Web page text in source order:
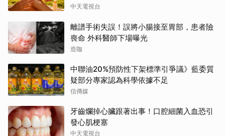
中天電視台
離譜手術失誤！誤將小腸接至胃部，患者險
喪命 外科醫師下場曝光
造咖
中聯油20%預防性下架標準引爭議》藍委質
疑部分專家認為科學依據不足
信傳媒
牙齒爛掉心臟跟著出事！口腔細菌入血恐引
發心肌梗塞
中天電視台